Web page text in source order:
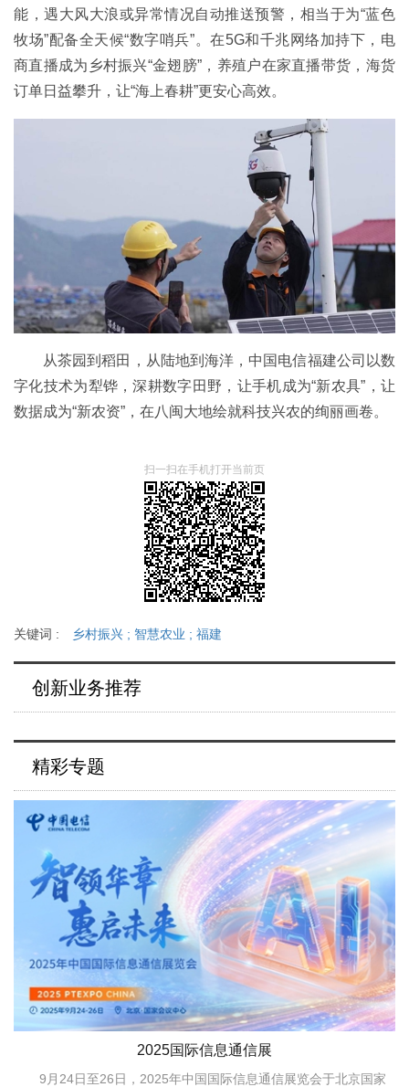
能，遇大风大浪或异常情况自动推送预警，相当于为“蓝色
牧场”配备全天候“数字哨兵”。在5G和千兆网络加持下，电
商直播成为乡村振兴“金翅膀”，养殖户在家直播带货，海货
订单日益攀升，让“海上春耕”更安心高效。
从茶园到稻田，从陆地到海洋，中国电信福建公司以数
字化技术为犁铧，深耕数字田野，让手机成为“新农具”，让
数据成为“新农资”，在八闽大地绘就科技兴农的绚丽画卷。
扫一扫在手机打开当前页
关键词 : 乡村振兴 ; 智慧农业 ; 福建
创新业务推荐
精彩专题
2025国际信息通信展
9月24日至26日，2025年中国国际信息通信展览会于北京国家